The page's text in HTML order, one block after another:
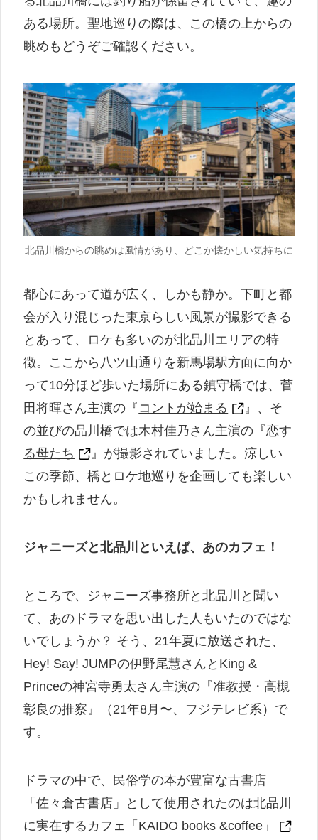
ある場所。聖地巡りの際は、この橋の上からの
眺めもどうぞご確認ください。
北品川橋からの眺めは風情があり、どこか懐かしい気持ちに
都心にあって道が広く、しかも静か。下町と都
会が入り混じった東京らしい風景が撮影できる
とあって、ロケも多いのが北品川エリアの特
徴。ここから八ツ山通りを新馬場駅方面に向か
って10分ほど歩いた場所にある鎮守橋では、菅
田将暉さん主演の『 コントが始まる
』、そ
の並びの品川橋では木村佳乃さん主演の『恋す
る母たち
』が撮影されていました。涼しい
この季節、橋とロケ地巡りを企画しても楽しい
かもしれません。
ジャニーズと北品川といえば、あのカフェ！
ところで、ジャニーズ事務所と北品川と聞い
て、あのドラマを思い出した人もいたのではな
いでしょうか？ そう、21年夏に放送された、
Hey! Say! JUMPの伊野尾慧さんとKing &
Princeの神宮寺勇太さん主演の『准教授・高槻
彰良の推察』（21年8月〜、フジテレビ系）で
す。
ドラマの中で、民俗学の本が豊富な古書店
「佐々倉古書店」として使用されたのは北品川
に実在するカフェ
「KAIDO books &coffee」